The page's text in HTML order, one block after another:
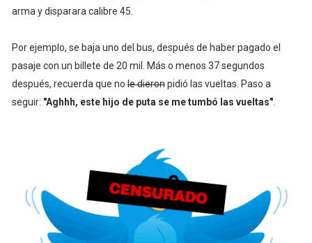
arma y disparara calibre 45.
Por ejemplo, se baja uno del bus, después de haber pagado el
pasaje con un billete de 20 mil. Más o menos 37 segundos
después, recuerda que no le dieronpidió las vueltas. Paso a
seguir: "Aghhh, este hijo de puta se me tumbó las vueltas".